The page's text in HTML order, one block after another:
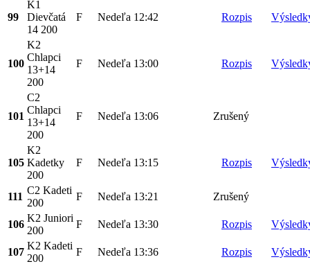
99
K1
Dievčatá
14 200
F Nedeľa 12:42 Rozpis
100
K2
Chlapci
13+14
200
F Nedeľa 13:00 Rozpis
101
C2
Chlapci
13+14
200
F Nedeľa 13:06 Zrušený
105
K2
Kadetky
200
F Nedeľa 13:15 Rozpis
111
C2 Kadeti
200
F Nedeľa 13:21 Zrušený
106
K2 Juniori
200
F Nedeľa 13:30 Rozpis
107
K2 Kadeti
200
F Nedeľa 13:36 Rozpis